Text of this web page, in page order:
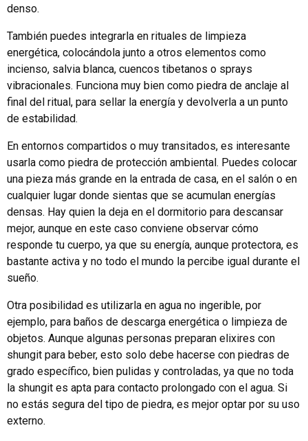
denso.
También puedes integrarla en rituales de limpieza
energética, colocándola junto a otros elementos como
incienso, salvia blanca, cuencos tibetanos o sprays
vibracionales. Funciona muy bien como piedra de anclaje al
final del ritual, para sellar la energía y devolverla a un punto
de estabilidad.
En entornos compartidos o muy transitados, es interesante
usarla como piedra de protección ambiental. Puedes colocar
una pieza más grande en la entrada de casa, en el salón o en
cualquier lugar donde sientas que se acumulan energías
densas. Hay quien la deja en el dormitorio para descansar
mejor, aunque en este caso conviene observar cómo
responde tu cuerpo, ya que su energía, aunque protectora, es
bastante activa y no todo el mundo la percibe igual durante el
sueño.
Otra posibilidad es utilizarla en agua no ingerible, por
ejemplo, para baños de descarga energética o limpieza de
objetos. Aunque algunas personas preparan elixires con
shungit para beber, esto solo debe hacerse con piedras de
grado específico, bien pulidas y controladas, ya que no toda
la shungit es apta para contacto prolongado con el agua. Si
no estás segura del tipo de piedra, es mejor optar por su uso
externo.